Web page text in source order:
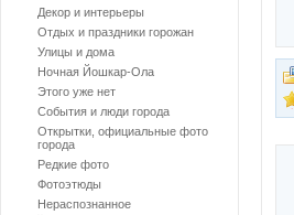
Декор и интерьеры
Отдых и праздники горожан
Улицы и дома
Ночная Йошкар-Ола
Этого уже нет
События и люди города
Открытки, официальные фото
города
Редкие фото
Фотоэтюды
Нераспознанное